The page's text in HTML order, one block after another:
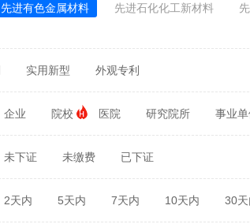
先进有色金属材料 先进石化化工新材料
实用新型 外观专利
企业 院校 医院 研究院所 事业单
未下证 未缴费 已下证
2天内 5天内 7天内 10天内 30天